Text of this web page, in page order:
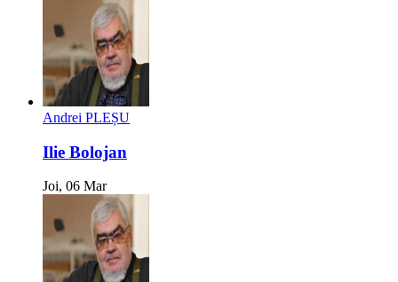
Andrei PLEȘU
Ilie Bolojan
Joi, 06 Mar